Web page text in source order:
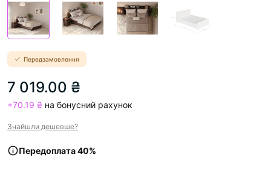
Передзамовлення
7 019.00 ₴
+70.19 ₴ на бонусний рахунок
Знайшли дешевше?
Передоплата 40%